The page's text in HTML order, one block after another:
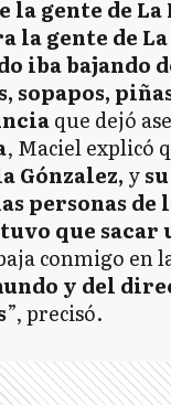
gente de La
la gente de
iba bajando
sopapos,
que dejó
, Maciel explicó
Gónzalez, y
personas de
que sacar
conmigo en
y del
”, precisó.